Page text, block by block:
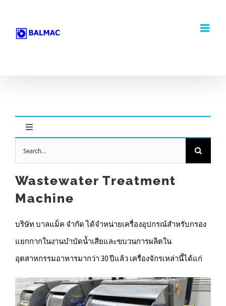
content
Toggle
Navigation
Centrifugal Machines
Rotary Screen
Rhewum Vibrating Screen
SOLEX Thermal Science Sugar Cooling
Johnson Screens
for:
Wastewater Treatment
Machine
บริษัท บาลแม็ค จำกัด ได้จำหน่ายเครื่องอุปกรณ์สำหรับกรอง
แยกกากในงานบำบัดน้ำเสียและขบวนการผลิตใน
อุตสาหกรรมอาหารมากว่า 30 ปีแล้ว เครื่องจักรเหล่านี้ได้แก่